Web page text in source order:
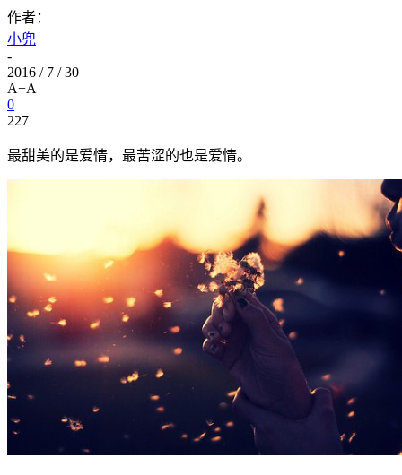
作者：
小兜
-
2016 / 7 / 30
A+A
0
227
最甜美的是爱情，最苦涩的也是爱情。